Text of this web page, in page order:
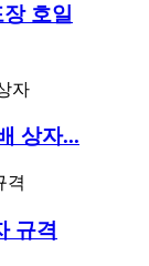
호일
상자...
규격